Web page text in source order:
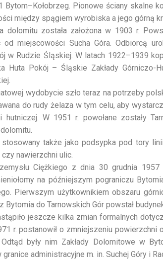
Bytom–Kołobrzeg. Pionowe ściany skalne
między spągiem wyrobiska a jego górną
dolomitu została założona w 1903 r.
miejscowości Sucha Góra. Odbiorcą
w Rudzie Śląskiej. W latach 1922–1939
Huta Pokój – Śląskie Zakłady
wydobycie szło teraz na potrzeby
do rudy żelaza w tym celu, aby
hutniczej. W 1951 r. powołane zostały
stosowany także jako podsypka pod tory
nawierzchni ulic.
Ciężkiego z dnia 30 grudnia 1957
na późniejszym pograniczu
Pierwszym użytkownikiem obszaru
do Tarnowskich Gór powstał
jeszcze kilka zmian formalnych
r. postanowił o zmniejszeniu
były nim Zakłady Dolomitowe w
administracyjne m. in. Suchej Góry i